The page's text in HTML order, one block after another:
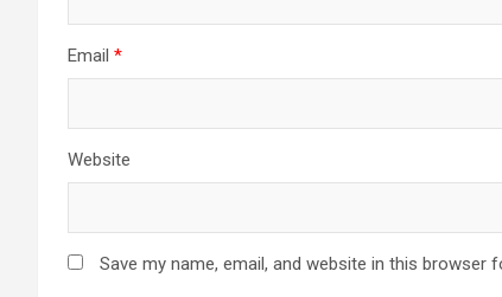
Email *
Website
Save my name, email, and website in this browser